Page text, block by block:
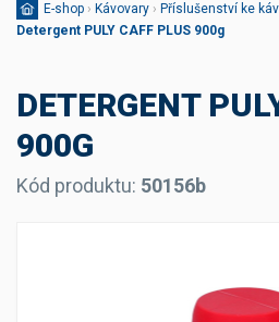
E-shop › Kávovary › Příslušenství ke
Detergent PULY CAFF PLUS 900g
DETERGENT
900G
Kód produktu: 50156b